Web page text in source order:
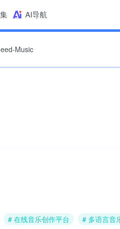
AI导航
Music
# 在线音乐创作平台 # 多语言音